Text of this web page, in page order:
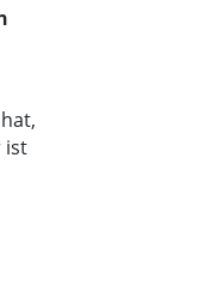
ist